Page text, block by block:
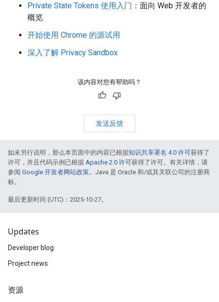
Private State Tokens 使用入门 ：面向 Web 开发者的
概览
开始使用 Chrome 的源试用
深入了解 Privacy Sandbox
该内容对您有帮助吗？
发送反馈
如未另行说明，那么本页面中的内容已根据知识共享署名 4.0 许可获得了
许可，并且代码示例已根据 Apache 2.0 许可获得了许可。有关详情，请
参阅 Google 开发者网站政策。Java 是 Oracle 和/或其关联公司的注册商
标。
最后更新时间 (UTC)：2025-10-27。
Updates
Developer blog
Project news
资源